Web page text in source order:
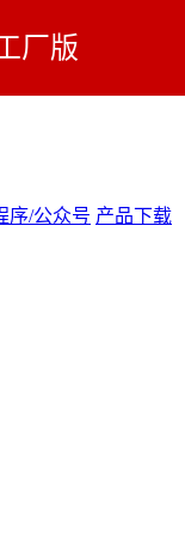
序/公众号 产品下载
厂版